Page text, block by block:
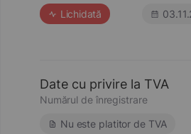
Lichidată
Date cu privire la TVA
Numărul de înregistrare
Nu este platitor de TVA